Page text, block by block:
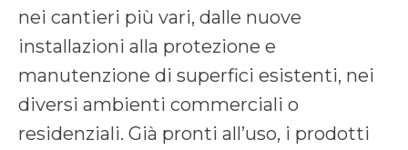
nei cantieri più vari, dalle nuove
installazioni alla protezione e
manutenzione di superfici esistenti, nei
diversi ambienti commerciali o
residenziali. Già pronti all’uso, i prodotti